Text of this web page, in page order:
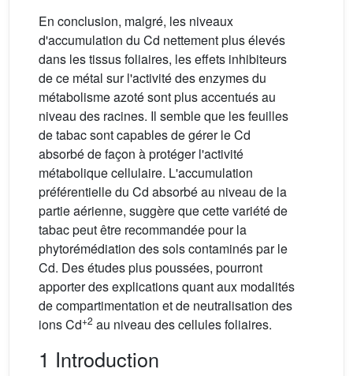
En conclusion, malgré, les niveaux
d'accumulation du Cd nettement plus élevés
dans les tissus foliaires, les effets inhibiteurs
de ce métal sur l'activité des enzymes du
métabolisme azoté sont plus accentués au
niveau des racines. Il semble que les feuilles
de tabac sont capables de gérer le Cd
absorbé de façon à protéger l'activité
métabolique cellulaire. L'accumulation
préférentielle du Cd absorbé au niveau de la
partie aérienne, suggère que cette variété de
tabac peut être recommandée pour la
phytorémédiation des sols contaminés par le
Cd. Des études plus poussées, pourront
apporter des explications quant aux modalités
de compartimentation et de neutralisation des
ions Cd+2 au niveau des cellules foliaires.
1 Introduction